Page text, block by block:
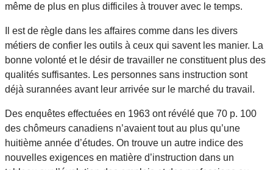
même de plus en plus difficiles à trouver avec le temps.
Il est de règle dans les affaires comme dans les divers
métiers de confier les outils à ceux qui savent les manier. La
bonne volonté et le désir de travailler ne constituent plus des
qualités suffisantes. Les personnes sans instruction sont
déjà surannées avant leur arrivée sur le marché du travail.
Des enquêtes effectuées en 1963 ont révélé que 70 p. 100
des chômeurs canadiens n’avaient tout au plus qu’une
huitième année d’études. On trouve un autre indice des
nouvelles exigences en matière d’instruction dans un